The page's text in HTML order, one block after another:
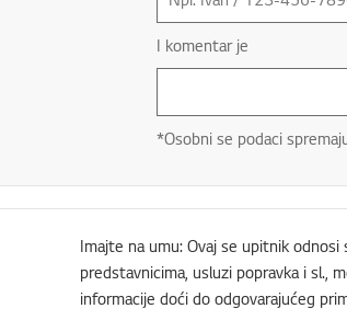
I komentar je
*Osobni se podaci
Imajte na umu: Ovaj se upitnik
predstavnicima, usluzi popravka i sl.,
informacije doći do odgovarajućeg